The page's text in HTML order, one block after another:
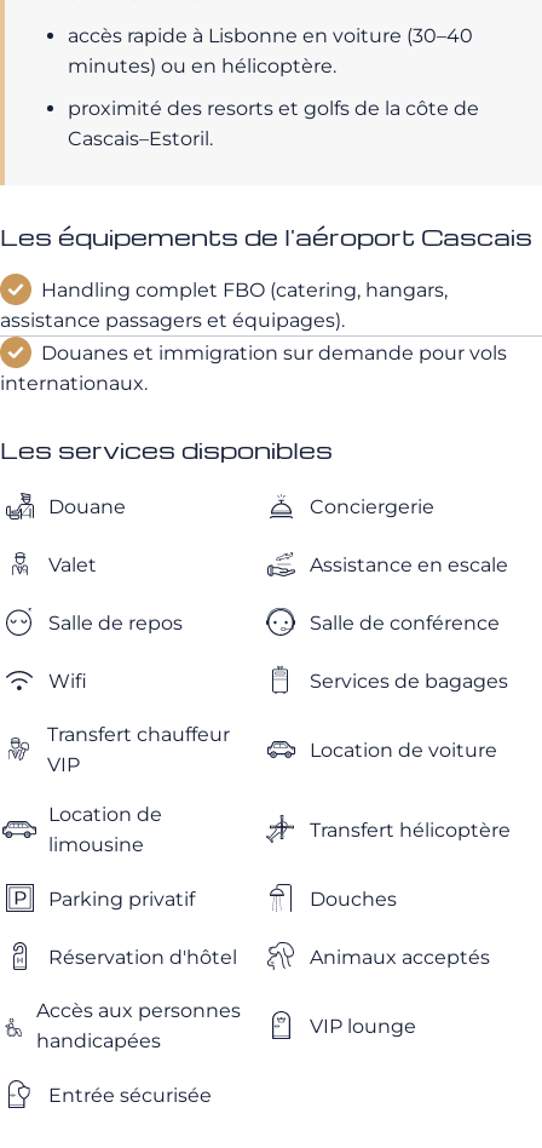
accès rapide à Lisbonne en voiture (30–40
minutes) ou en hélicoptère.
proximité des resorts et golfs de la côte de
Cascais–Estoril.
Les équipements de l'aéroport Cascais
Handling complet FBO (catering, hangars,
assistance passagers et équipages).
Douanes et immigration sur demande pour vols
internationaux.
Les services disponibles
Douane Conciergerie
Valet Assistance en escale
Salle de repos Salle de conférence
Wifi Services de bagages
Transfert chauffeur
VIP
Location de voiture
Location de
limousine
Transfert hélicoptère
Parking privatif Douches
Réservation d'hôtel Animaux acceptés
Accès aux personnes
handicapées
VIP lounge
Entrée sécurisée